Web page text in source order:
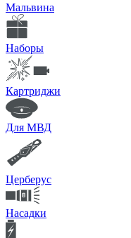
Мальвина
Наборы
Картриджи
Для МВД
Церберус
Насадки